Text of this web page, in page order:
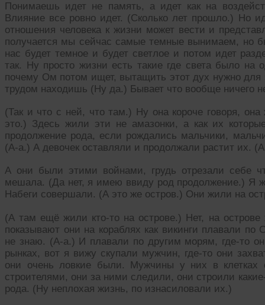
Понимаешь идет не память, а идет как на
Влияние все ровно идет. (Сколько лет прошло.) Но
отношения человека к жизни может вести и
получается мы сейчас самые темные вынимаем, но
нас будет темное и будет светлое и потом идет
так. Ну просто жизни есть такие где света было на
почему Ом потом ищет, вытащить этот дух нужно для
трудом находишь (Ну да.) Бывает что вообще ничего
(Так и что с ней, что там.) Ну она короче говоря,
это.) Здесь жили эти не амазонки, а как их
продолжение рода, если рождались мальчики,
(А-а.) А девочек оставляли и продолжали растит их.
А они были этими войнами, грудь отрезали себе
мешала. (Да нет, я имею ввиду род продолжение.) Я
Набеги совершали. (А это же остров.) Они жили на
(А там ещё жили кто-то на острове.) Нет, на
показывают они на кораблях как викинги плавали
не знаю. (А-а.) И плавали по другим морям, где-то
рынках, вот я вижу скупали мужчин, где-то они
они очень ловкие были. Мужчины у них в
строителями, они за ними следили, они строили
рода. (Ну неплохая жизнь, по изнасиловали их.)